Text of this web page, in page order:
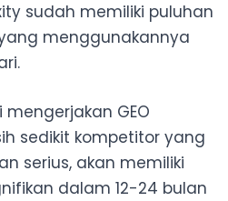
sudah memiliki puluhan
menggunakannya
GEO
sedikit kompetitor yang
serius, akan memiliki
dalam 12-24 bulan